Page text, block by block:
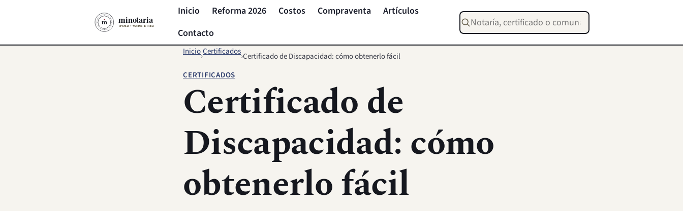
Inicio Reforma 2026 Costos Compraventa
Artículos
Contacto
Buscar notarías, certificados o trámites
Inicio›Certificados›Certificado de Discapacidad: cómo obtenerlo fácil
CERTIFICADOS
Certificado de
Discapacidad: cómo
obtenerlo fácil